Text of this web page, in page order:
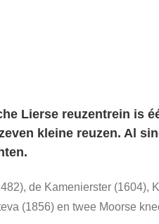
Lierse reuzentrein is
kleine reuzen. Al
de Kamenierster (1604),
(1856) en twee Moorse